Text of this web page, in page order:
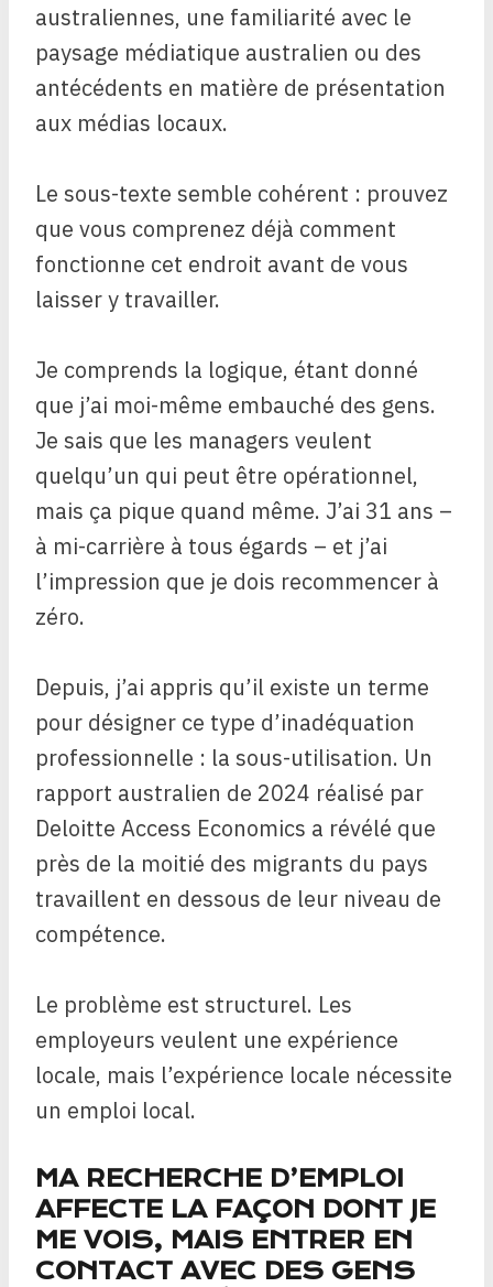
australiennes, une familiarité avec le
paysage médiatique australien ou des
antécédents en matière de présentation
aux médias locaux.
Le sous-texte semble cohérent : prouvez
que vous comprenez déjà comment
fonctionne cet endroit avant de vous
laisser y travailler.
Je comprends la logique, étant donné
que j’ai moi-même embauché des gens.
Je sais que les managers veulent
quelqu’un qui peut être opérationnel,
mais ça pique quand même. J’ai 31 ans –
à mi-carrière à tous égards – et j’ai
l’impression que je dois recommencer à
zéro.
Depuis, j’ai appris qu’il existe un terme
pour désigner ce type d’inadéquation
professionnelle : la sous-utilisation. Un
rapport australien de 2024 réalisé par
Deloitte Access Economics a révélé que
près de la moitié des migrants du pays
travaillent en dessous de leur niveau de
compétence.
Le problème est structurel. Les
employeurs veulent une expérience
locale, mais l’expérience locale nécessite
un emploi local.
MA RECHERCHE D’EMPLOI
AFFECTE LA FAÇON DONT JE
ME VOIS, MAIS ENTRER EN
CONTACT AVEC DES GENS